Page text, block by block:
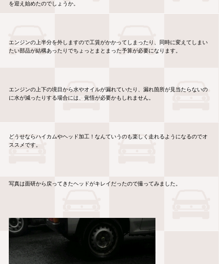
を迎え始めたのでしょうか。
エンジンの上半分を外しますので工賃がかかってしまったり、同時に変えてしまい
たい部品が結構あったりでちょっとまとまった予算が必要になります。
エンジンの上下の境目から水やオイルが漏れていたり、漏れ箇所が見当たらないの
に水が減ったりする場合には、覚悟が必要かもしれません。
どうせならハイカムやヘッド加工！なんていうのも楽しく走れるようになるのでオ
ススメです。
写真は面研から戻ってきたヘッドがキレイだったので撮ってみました。